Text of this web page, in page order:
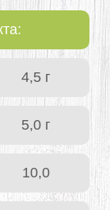
4,5 г
5,0 г
10,0